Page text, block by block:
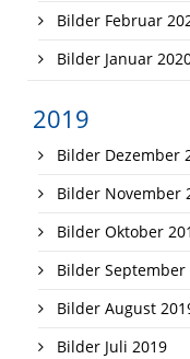
Bilder Februar
Bilder Januar
2019
Bilder Dezember
Bilder November
Bilder Oktober
Bilder September
Bilder August
Bilder Juli 2019